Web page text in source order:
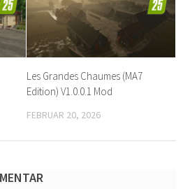
Les Grandes Chaumes (MA7
Edition) V1.0.0.1 Mod
FEBRUAR 20, 2026